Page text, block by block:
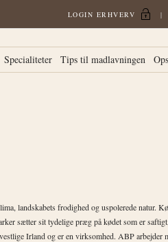
LOGIN ERHVERV
Specialiteter Tips til madlavningen
landskabets frodighed og uspolerede natur.
sætter sit tydelige præg på kødet som er
Irland og er en virksomhed. ABP arbejder